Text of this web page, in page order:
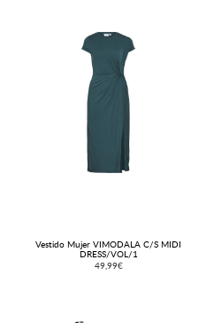
Vestido Mujer VIMODALA C/S MIDI
DRESS/VOL/1
49,99€